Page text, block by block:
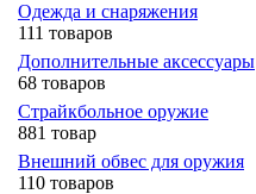
Одежда и снаряжения
111 товаров
Дополнительные аксессуары
68 товаров
Страйкбольное оружие
881 товар
Внешний обвес для оружия
110 товаров